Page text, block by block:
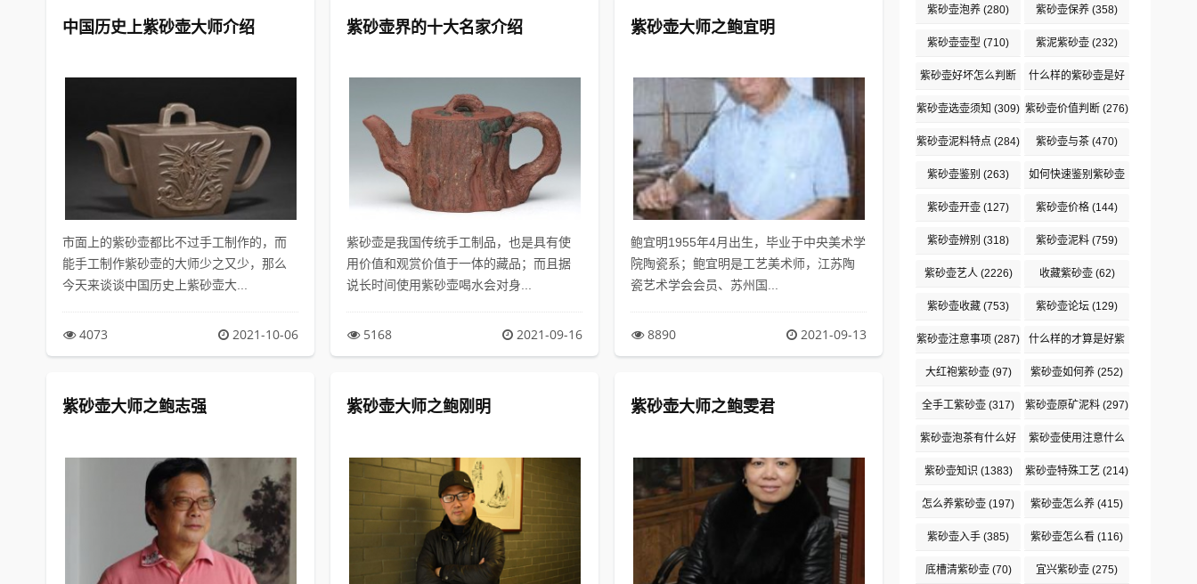
中国历史上紫砂壶大师介绍
市面上的紫砂壶都比不过手工制作的，而
能手工制作紫砂壶的大师少之又少，那么
今天来谈谈中国历史上紫砂壶大...
4073 2021-10-06
紫砂壶界的十大名家介绍
紫砂壶是我国传统手工制品，也是具有使
用价值和观赏价值于一体的藏品；而且据
说长时间使用紫砂壶喝水会对身...
5168 2021-09-16
紫砂壶大师之鲍宜明
鲍宜明1955年4月出生，毕业于中央美术学
院陶瓷系；鲍宜明是工艺美术师，江苏陶
瓷艺术学会会员、苏州国...
8890 2021-09-13
紫砂壶大师之鲍志强 紫砂壶大师之鲍刚明 紫砂壶大师之鲍雯君
紫砂壶泡养 (280) 紫砂壶保养 (358)
紫砂壶壶型 (710) 紫泥紫砂壶 (232)
紫砂壶好坏怎么判断
(189)
什么样的紫砂壶是好
壶 (121)
紫砂壶选壶须知 (309) 紫砂壶价值判断 (276)
紫砂壶泥料特点 (284) 紫砂壶与茶 (470)
紫砂壶鉴别 (263) 如何快速鉴别紫砂壶
(105)
紫砂壶开壶 (127) 紫砂壶价格 (144)
紫砂壶辨别 (318) 紫砂壶泥料 (759)
紫砂壶艺人(2226) 收藏紫砂壶(62)
紫砂壶收藏 (753) 紫砂壶论坛 (129)
紫砂壶注意事项 (287) 什么样的才算是好紫
砂壶(83)
大红袍紫砂壶(97) 紫砂壶如何养 (252)
全手工紫砂壶 (317) 紫砂壶原矿泥料 (297)
紫砂壶泡茶有什么好
处(93)
紫砂壶使用注意什么
(92)
紫砂壶知识 (1383) 紫砂壶特殊工艺 (214)
怎么养紫砂壶 (197) 紫砂壶怎么养 (415)
紫砂壶入手 (385) 紫砂壶怎么看 (116)
底槽清紫砂壶(70) 宜兴紫砂壶 (275)